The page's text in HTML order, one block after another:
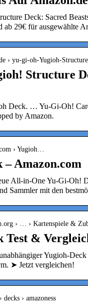
Deck: Sacred
ab 29€ für ausgewählte
› yu-gi-oh-Yugioh-
Structure
Deck. … Yu-Gi-Oh!
by Amazon.
› Yugioh…
– Amazon.com
All-in-One Yu-Gi-Oh!
Sammler mit den
› … › Kartenspiele &
Test &
Yugioh-
➤ Jetzt vergleichen!
› amazoness